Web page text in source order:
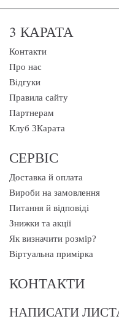
3 КАРАТА
Контакти
Про нас
Відгуки
Правила сайту
Партнерам
Клуб 3Карата
СЕРВІС
Доставка й оплата
Вироби на замовлення
Питання й відповіді
Знижки та акції
Як визначити розмір?
Віртуальна примірка
КОНТАКТИ
НАПИСАТИ